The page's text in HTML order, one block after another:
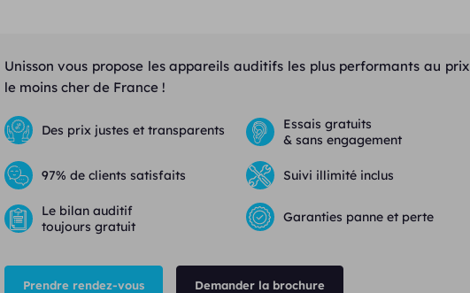
Unisson vous propose les appareils auditifs les plus performants au prix
le moins cher de France !
Des prix justes et transparents
Essais gratuits
& sans engagement
97% de clients satisfaits Suivi illimité inclus
Le bilan auditif
toujours gratuit
Garanties panne et perte
Prendre rendez-vous Demander la brochure